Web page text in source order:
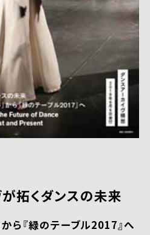
拓くダンスの未来
ら『緑のテーブル2017』へ